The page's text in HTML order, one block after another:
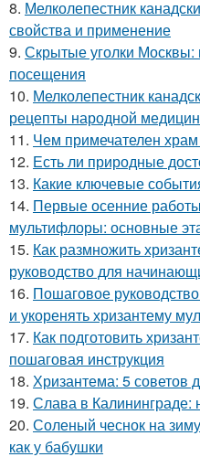
8. Мелколепестник
свойства и применение
9. Скрытые уголки
посещения
10. Мелколепестник
рецепты народной
11. Чем примечателен
12. Есть ли природные
13. Какие ключевые
14. Первые осенние
мультифлоры: основные
15. Как размножить
руководство для
16. Пошаговое
и укоренять хризантему
17. Как подготовить
пошаговая инструкция
18. Хризантема: 5
19. Слава в Калининграде:
20. Соленый чеснок на
как у бабушки